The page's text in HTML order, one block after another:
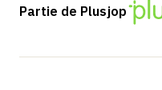
Partie de Plusjop